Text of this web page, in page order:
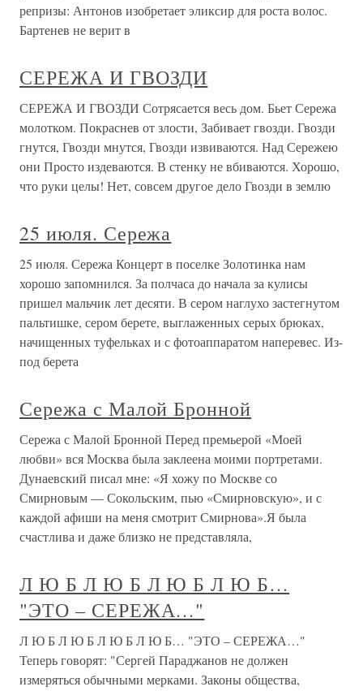
репризы: Антонов изобретает эликсир для роста волос.
Бартенев не верит в
СЕРЕЖА И ГВОЗДИ
СЕРЕЖА И ГВОЗДИ Сотрясается весь дом. Бьет Сережа
молотком. Покраснев от злости, Забивает гвозди. Гвозди
гнутся, Гвозди мнутся, Гвозди извиваются. Над Сережею
они Просто издеваются. В стенку не вбиваются. Хорошо,
что руки целы! Нет, совсем другое дело Гвозди в землю
25 июля. Сережа
25 июля. Сережа Концерт в поселке Золотинка нам
хорошо запомнился. За полчаса до начала за кулисы
пришел мальчик лет десяти. В сером наглухо застегнутом
пальтишке, сером берете, выглаженных серых брюках,
начищенных туфельках и с фотоаппаратом наперевес. Из-
под берета
Сережа с Малой Бронной
Сережа с Малой Бронной Перед премьерой «Моей
любви» вся Москва была заклеена моими портретами.
Дунаевский писал мне: «Я хожу по Москве со
Смирновым — Сокольским, пью «Смирновскую», и с
каждой афиши на меня смотрит Смирнова».Я была
счастлива и даже близко не представляла,
Л Ю Б Л Ю Б Л Ю Б Л Ю Б…
"ЭТО – СЕРЕЖА…"
Л Ю Б Л Ю Б Л Ю Б Л Ю Б… "ЭТО – СЕРЕЖА…"
Теперь говорят: "Сергей Параджанов не должен
измеряться обычными мерками. Законы общества,